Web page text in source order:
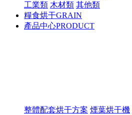
工業類 木材類 其他類
糧食烘干GRAIN
產品中心PRODUCT
整體配套烘干方案 煙葉烘干機